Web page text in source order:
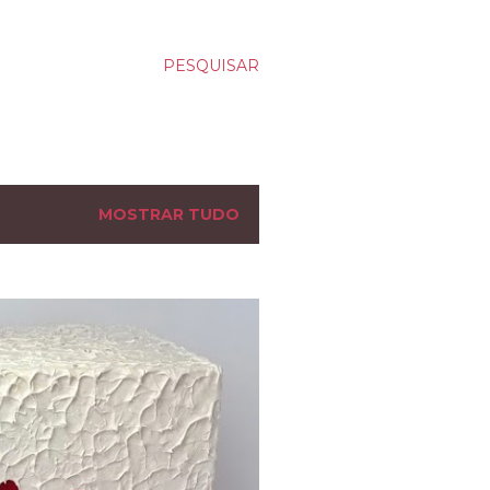
PESQUISAR
MOSTRAR TUDO